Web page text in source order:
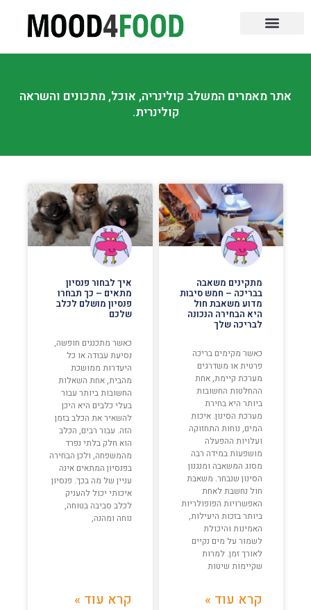
אתר מאמרים המשלב קולינריה, אוכל, מתכונים והשראה
קולינרית.
מתקינים משאבה
בבריכה – חמש סיבות
מדוע משאבת חול
היא הבחירה הנכונה
לבריכה שלך
כאשר מקימים בריכה
פרטית או משדרגים
מערכת קיימת, אחת
ההחלטות החשובות
ביותר היא בחירת
מערכת הסינון. איכות
המים, נוחות התחזוקה
ועלויות ההפעלה
מושפעות במידה רבה
מסוג המשאבה ומנגנון
הסינון שנבחר. משאבת
חול נחשבת לאחת
האפשרויות הפופולריות
ביותר בזכות היעילות,
האמינות והיכולת
לשמור על מים נקיים
לאורך זמן. למרות
שקיימות שיטות
קרא עוד »
איך לבחור פנסיון
מתאים – כך תבחרו
פנסיון מושלם לכלב
שלכם
כאשר מתכננים חופשה,
נסיעת עבודה או כל
היעדרות ממושכת
מהבית, אחת השאלות
החשובות ביותר עבור
בעלי כלבים היא היכן
להשאיר את הכלב בזמן
הזה. עבור רבים, הכלב
הוא חלק בלתי נפרד
מהמשפחה, ולכן הבחירה
בפנסיון המתאים אינה
עניין של מה בכך. פנסיון
איכותי יכול להעניק
לכלב סביבה בטוחה,
נוחה ומהנה,
קרא עוד »